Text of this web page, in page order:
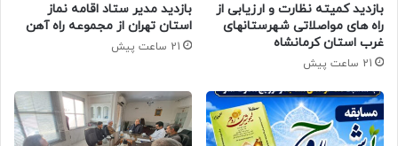
بازدید کمیته نظارت و ارزیابی از
راه های مواصلاتی شهرستانهای
غرب استان کرمانشاه
21 ساعت پیش
بازدید مدیر ستاد اقامه نماز
استان تهران از مجموعه راه آهن
21 ساعت پیش